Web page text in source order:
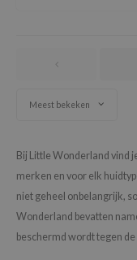
Meest bekeken
Bij Little Wonderland vind
merken en voor elk
niet geheel onbelangrijk,
Wonderland bevatten
beschermd wordt tegen de